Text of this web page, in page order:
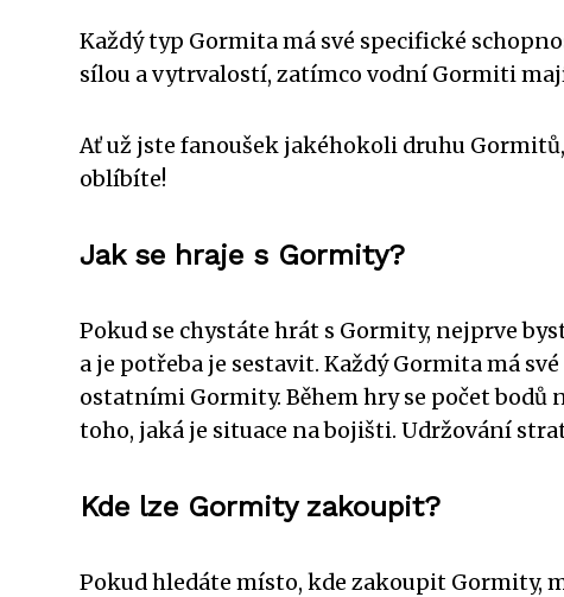
Každý typ Gormita má své specifické
sílou a vytrvalostí, zatímco vodní Gormiti
Ať už jste fanoušek jakéhokoli druhu
oblíbíte!
Jak se hraje s Gormity?
Pokud se chystáte hrát s Gormity, nejprve
a je potřeba je sestavit. Každý Gormita má
ostatními Gormity. Během hry se počet
toho, jaká je situace na bojišti. Udržování
Kde lze Gormity zakoupit?
Pokud hledáte místo, kde zakoupit Gormity,